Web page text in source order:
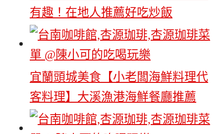
有趣！在地人推薦好吃炒飯
宜蘭頭城美食【小老闆海鮮料理代
客料理】大溪漁港海鮮餐廳推薦